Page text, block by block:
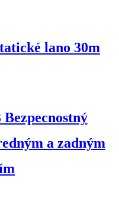
lano 30m
a zadným